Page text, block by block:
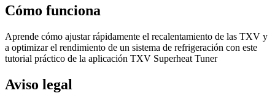
Cómo funciona
Aprende cómo ajustar rápidamente el recalentamiento de las TXV y
a optimizar el rendimiento de un sistema de refrigeración con este
tutorial práctico de la aplicación TXV Superheat Tuner
Aviso legal